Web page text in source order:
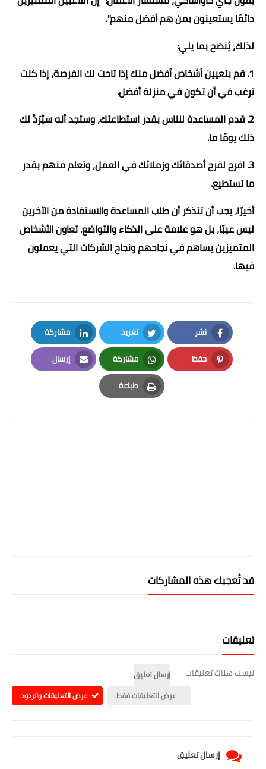
دائمًا يستعينون بمن هم أفضل منهم".
لذلك، يُنصَح بما يلي:
1. قم بتعيين أشخاص أفضل منك إذا تاحت لك الفرصة، إذا كنت
ترغب في أن تكون في منزلة أفضل.
2. قدم المساعدة للناس بقدر استطاعتك، وستجد أنه سيُرَدَّ لك
ذلك يومًا ما.
3. افرح لفرح أصدقائك وزملائك في العمل، وتعلم منهم بقدر
ما تستطيع.
أخيرًا، يجب أن تتذكر أن طلب المساعدة والاستفادة من الآخرين
ليس عيبًا، بل هو علامة على الذكاء والتواضع. تعاون الأشخاص
المتميزين يساهم في نجاحهم ونجاح الشركات التي يعملون
فيها.
نشر
Facebook
تغريد
Twitter
مشاركة
LinkedIn
حفظ
Pinterest
مشاركة
Whatsapp
إرسال
Email
طباعة
Print
قد تُعجبك هذه المشاركات
تعليقات
ليست هناك تعليقات
إرسال تعليق
عرض التعليقات فقط
عرض التعليقات والردود
إرسال تعليق